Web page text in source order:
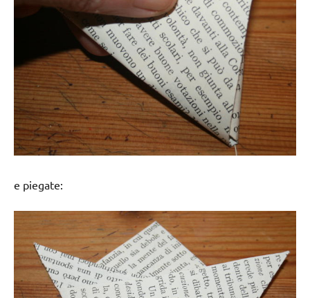
e piegate: